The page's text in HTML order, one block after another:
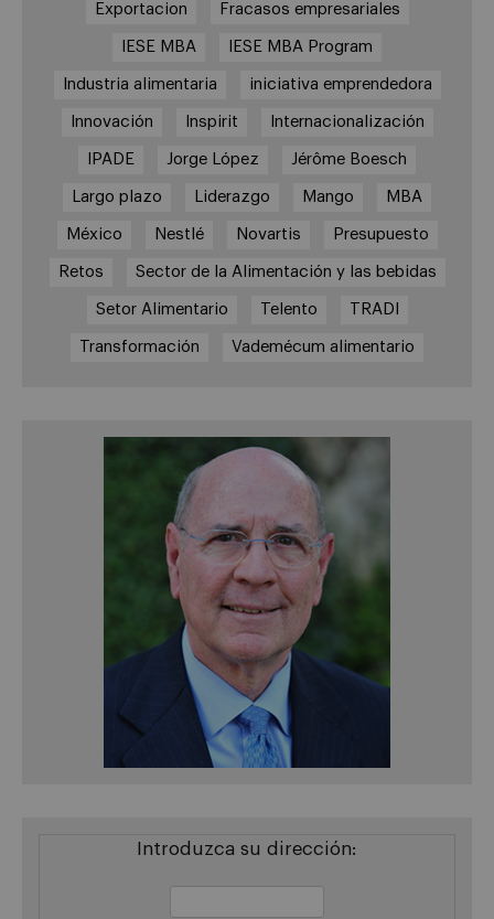
Exportacion Fracasos empresariales
IESE MBA IESE MBA Program
Industria alimentaria iniciativa emprendedora
Innovación Inspirit Internacionalización
IPADE Jorge López Jérôme Boesch
Largo plazo Liderazgo Mango MBA
México Nestlé Novartis Presupuesto
Retos Sector de la Alimentación y las bebidas
Setor Alimentario Telento TRADI
Transformación Vademécum alimentario
Introduzca su dirección: